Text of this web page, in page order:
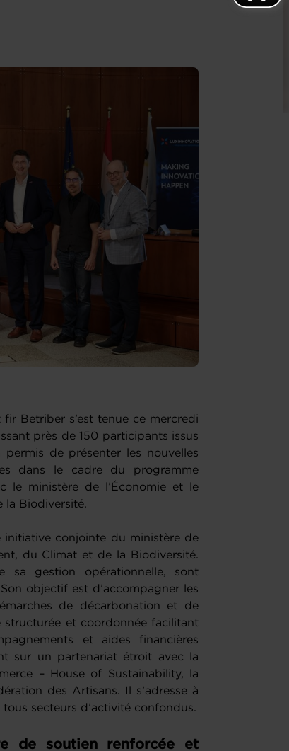
Betriber s’est tenue ce mercredi
près de 150 participants issus
de présenter les nouvelles
dans le cadre du programme
le ministère de l’Économie et le
la Biodiversité.
initiative conjointe du ministère de
du Climat et de la Biodiversité.
sa gestion opérationnelle, sont
objectif est d’accompagner les
de décarbonation et de
et coordonnée facilitant
et aides financières
sur un partenariat étroit avec la
– House of Sustainability, la
des Artisans. Il s’adresse à
tous secteurs d’activité confondus.
de soutien renforcée et